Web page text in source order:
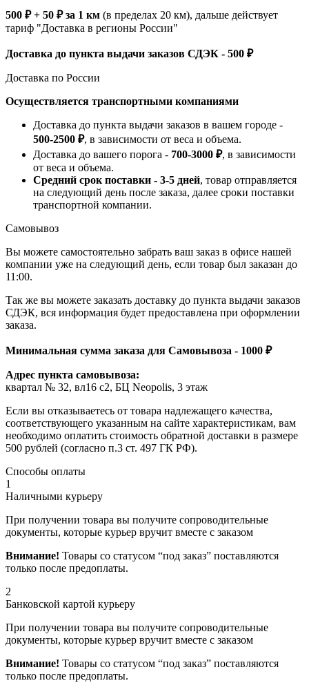
500 ₽ + 50 ₽ за 1 км (в пределах 20 км), дальше действует
тариф "Доставка в регионы России"
Доставка до пункта выдачи заказов СДЭК - 500 ₽
Доставка по России
Осуществляется транспортными компаниями
Доставка до пункта выдачи заказов в вашем городе -
500-2500 ₽, в зависимости от веса и объема.
Доставка до вашего порога - 700-3000 ₽, в зависимости
от веса и объема.
Средний срок поставки - 3-5 дней, товар отправляется
на следующий день после заказа, далее сроки поставки
транспортной компании.
Самовывоз
Вы можете самостоятельно забрать ваш заказ в офисе нашей
компании уже на следующий день, если товар был заказан до
11:00.
Так же вы можете заказать доставку до пункта выдачи заказов
СДЭК, вся информация будет предоставлена при оформлении
заказа.
Минимальная сумма заказа для Самовывоза - 1000 ₽
Адрес пункта самовывоза:
квартал № 32, вл16 с2, БЦ Neopolis, 3 этаж
Если вы отказываетесь от товара надлежащего качества,
соответствующего указанным на сайте характеристикам, вам
необходимо оплатить стоимость обратной доставки в размере
500 рублей (согласно п.3 ст. 497 ГК РФ).
Способы оплаты
1
Наличными курьеру
При получении товара вы получите сопроводительные
документы, которые курьер вручит вместе с заказом
Внимание! Товары со статусом “под заказ” поставляются
только после предоплаты.
2
Банковской картой курьеру
При получении товара вы получите сопроводительные
документы, которые курьер вручит вместе с заказом
Внимание! Товары со статусом “под заказ” поставляются
только после предоплаты.